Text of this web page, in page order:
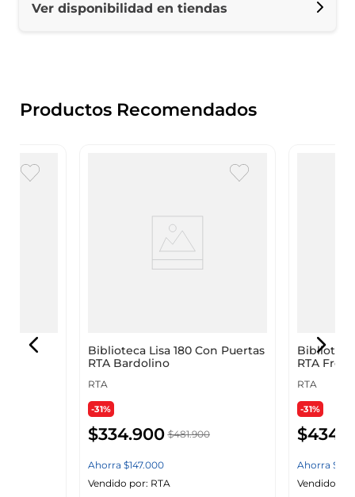
Ver disponibilidad en tiendas
Productos Recomendados
Biblioteca Lisa 180 Con Puertas
RTA Bardolino
RTA
-31%
$334.900 $481.900
Ahorra $147.000
Vendido por: RTA
Biblioteca
RTA
RTA
-31%
$434
Ahorra$
Vendido